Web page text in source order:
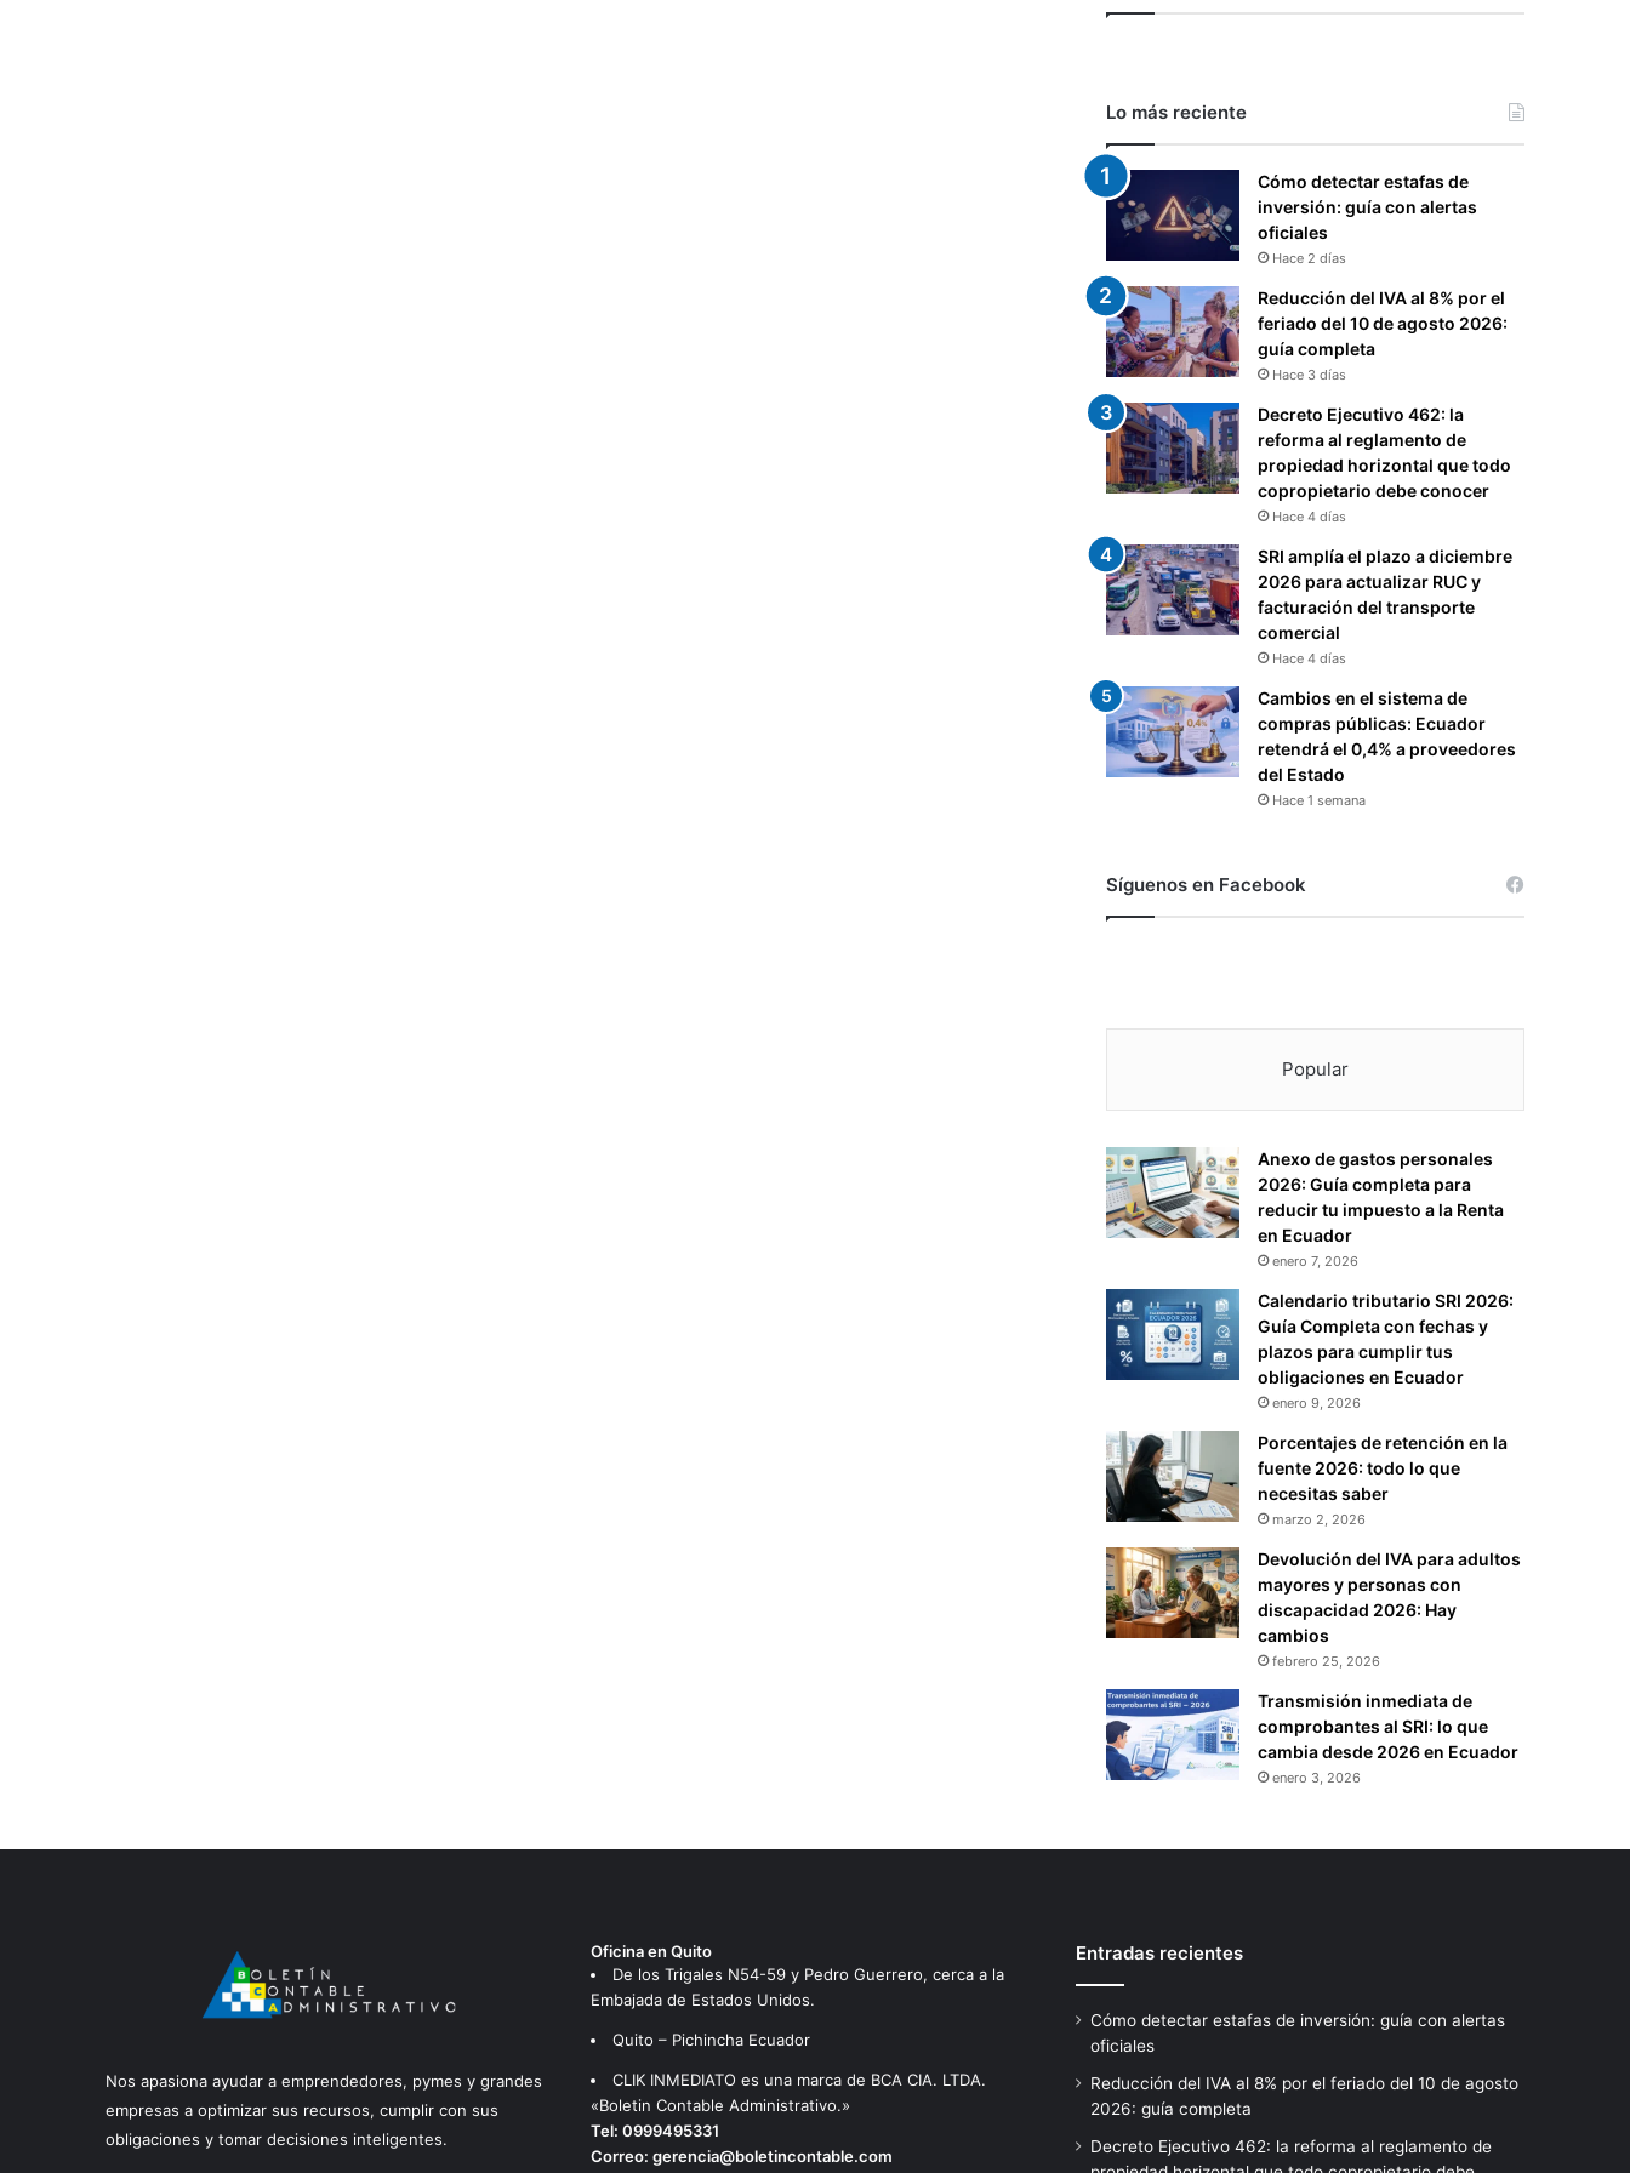
Lo más reciente
Cómo detectar estafas de
inversión: guía con alertas
oficiales
Hace 2 días
Reducción del IVA al 8% por el
feriado del 10 de agosto 2026:
guía completa
Hace 3 días
Decreto Ejecutivo 462: la
reforma al reglamento de
propiedad horizontal que todo
copropietario debe conocer
Hace 4 días
SRI amplía el plazo a diciembre
2026 para actualizar RUC y
facturación del transporte
comercial
Hace 4 días
Cambios en el sistema de
compras públicas: Ecuador
retendrá el 0,4% a proveedores
del Estado
Hace 1 semana
Síguenos en Facebook
Popular
Anexo de gastos personales
2026: Guía completa para
reducir tu impuesto a la Renta
en Ecuador
enero 7, 2026
Calendario tributario SRI 2026:
Guía Completa con fechas y
plazos para cumplir tus
obligaciones en Ecuador
enero 9, 2026
Porcentajes de retención en la
fuente 2026: todo lo que
necesitas saber
marzo 2, 2026
Devolución del IVA para adultos
mayores y personas con
discapacidad 2026: Hay
cambios
febrero 25, 2026
Transmisión inmediata de
comprobantes al SRI: lo que
cambia desde 2026 en Ecuador
enero 3, 2026
Nos apasiona ayudar a emprendedores, pymes y grandes
empresas a optimizar sus recursos, cumplir con sus
obligaciones y tomar decisiones inteligentes.
Oficina en Quito
De los Trigales N54-59 y Pedro Guerrero, cerca a la
Embajada de Estados Unidos.
Quito – Pichincha Ecuador
CLIK INMEDIATO es una marca de BCA CIA. LTDA.
«Boletin Contable Administrativo.»
Tel: 0999495331
Correo: gerencia@boletincontable.com
Entradas recientes
Cómo detectar estafas de inversión: guía con alertas
oficiales
Reducción del IVA al 8% por el feriado del 10 de agosto
2026: guía completa
Decreto Ejecutivo 462: la reforma al reglamento de